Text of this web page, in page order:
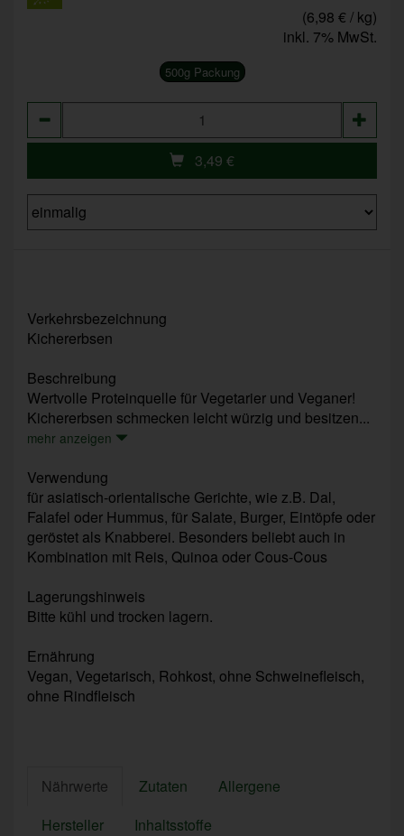
(6,98 € / kg)
inkl. 7% MwSt.
500g Packung
3,49 €
Verkehrsbezeichnung
Kichererbsen
Beschreibung
Wertvolle Proteinquelle für Vegetarier und Veganer!
Kichererbsen schmecken leicht würzig und besitzen...
mehr anzeigen
Verwendung
für asiatisch-orientalische Gerichte, wie z.B. Dal,
Falafel oder Hummus, für Salate, Burger, Eintöpfe oder
geröstet als Knabberei. Besonders beliebt auch in
Kombination mit Reis, Quinoa oder Cous-Cous
Lagerungshinweis
Bitte kühl und trocken lagern.
Ernährung
Vegan, Vegetarisch, Rohkost, ohne Schweinefleisch,
ohne Rindfleisch
Nährwerte Zutaten
Allergene
Hersteller
Inhaltsstoffe